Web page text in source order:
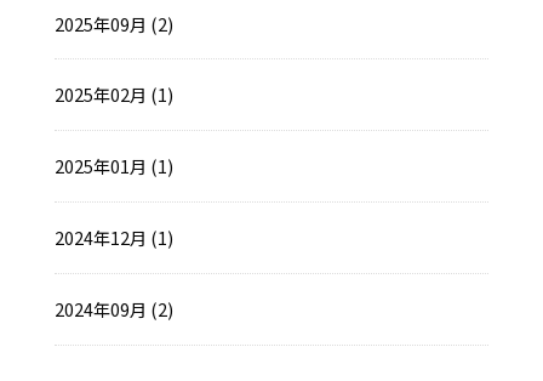
2025年09月 (2)
2025年02月 (1)
2025年01月 (1)
2024年12月 (1)
2024年09月 (2)